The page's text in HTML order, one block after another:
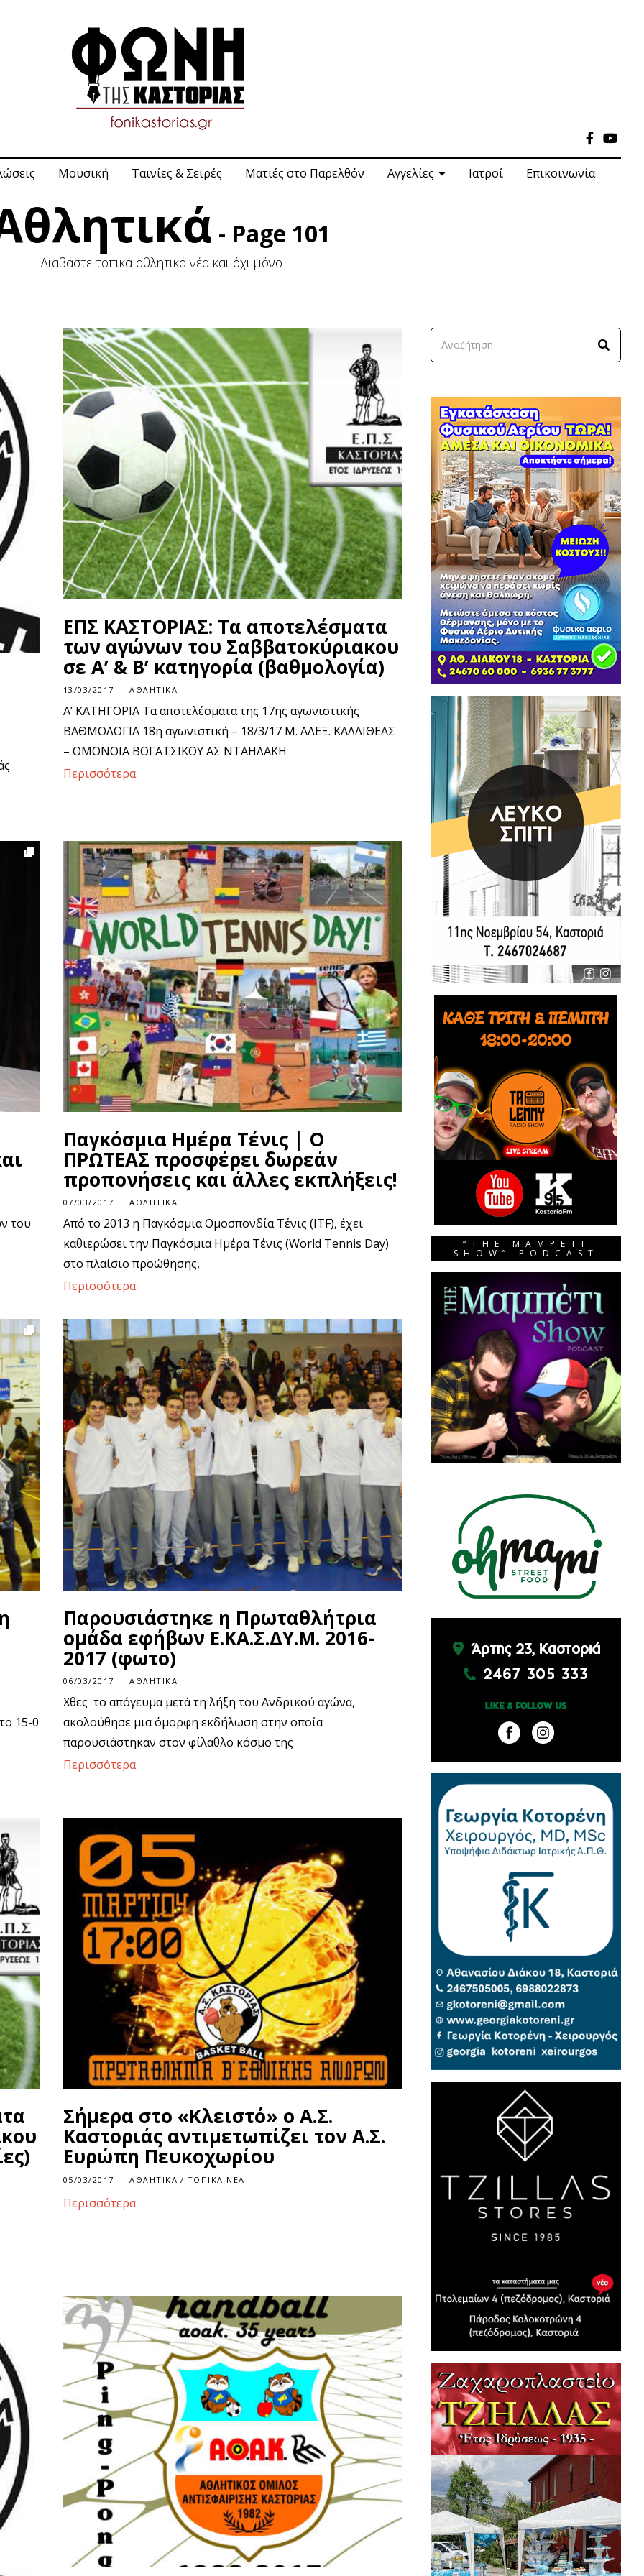
Μουσική Ταινίες & Σειρές Ματιές στο Παρελθόν Αγγελίες Ιατροί Επικοινωνία
- Page 101
Διαβάστε τοπικά αθλητικά νέα και όχι μόνο
ΕΠΣ ΚΑΣΤΟΡΙΑΣ: Τα αποτελέσματα
των αγώνων του Σαββατοκύριακου
σε Α’ & Β’ κατηγορία (βαθμολογία)
13/03/2017 ΑΘΛΗΤΙΚΆ
Α’ ΚΑΤΗΓΟΡΙΑ Τα αποτελέσματα της 17ης αγωνιστικής
ΒΑΘΜΟΛΟΓΙΑ 18η αγωνιστική – 18/3/17 Μ. ΑΛΕΞ. ΚΑΛΛΙΘΕΑΣ
– ΟΜΟΝΟΙΑ ΒΟΓΑΤΣΙΚΟΥ ΑΣ ΝΤΑΗΛΑΚΗ
Περισσότερα
του
Παγκόσμια Ημέρα Τένις | Ο
ΠΡΩΤΕΑΣ προσφέρει δωρεάν
προπονήσεις και άλλες εκπλήξεις!
07/03/2017 ΑΘΛΗΤΙΚΆ
Από το 2013 η Παγκόσμια Ομοσπονδία Τένις (ITF), έχει
καθιερώσει την Παγκόσμια Ημέρα Τένις (World Tennis Day)
στο πλαίσιο προώθησης,
Περισσότερα
15-0
Παρουσιάστηκε η Πρωταθλήτρια
ομάδα εφήβων Ε.ΚΑ.Σ.ΔΥ.Μ. 2016-
2017 (φωτο)
06/03/2017 ΑΘΛΗΤΙΚΆ
Χθες το απόγευμα μετά τη λήξη του Ανδρικού αγώνα,
ακολούθησε μια όμορφη εκδήλωση στην οποία
παρουσιάστηκαν στον φίλαθλο κόσμο της
Περισσότερα
Σήμερα στο «Κλειστό» ο Α.Σ.
Καστοριάς αντιμετωπίζει τον Α.Σ.
Ευρώπη Πευκοχωρίου
05/03/2017 ΑΘΛΗΤΙΚΆ / ΤΟΠΙΚΆ ΝΈΑ
Περισσότερα
“THE MAMPETI
SHOW” PODCAST